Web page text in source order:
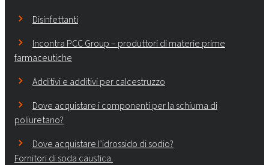
Disinfettanti
Incontra PCC Group – produttori di materie prime
farmaceutiche
Additivi e additivi per calcestruzzo
Dove acquistare i componenti per la schiuma di
poliuretano?
Dove acquistare l’idrossido di sodio?
Fornitori di soda caustica.